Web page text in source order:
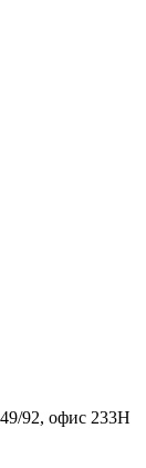
92, офис 233Н